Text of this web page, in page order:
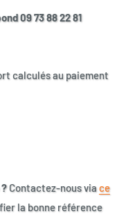
09 73 88 22 81
calculés au paiement
Contactez-nous viace
la bonne référence